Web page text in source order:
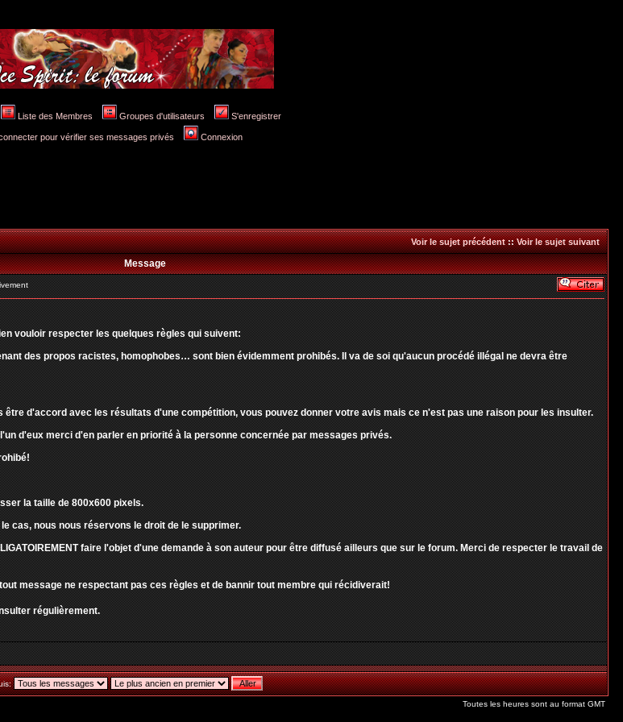
Liste des Membres Groupes d'utilisateurs S'enregistrer
pour vérifier ses messages privés Connexion
Voir le sujet précédent::Voir le sujet suivant
Message
vouloir respecter les quelques règles qui suivent:
des propos racistes, homophobes… sont bien évidemment prohibés. Il va de soi qu'aucun procédé illégal ne devra être
d'accord avec les résultats d'une compétition, vous pouvez donner votre avis mais ce n'est pas une raison pour les insulter.
d'eux merci d'en parler en priorité à la personne concernée par messages privés.
la taille de 800x600 pixels.
cas, nous nous réservons le droit de le supprimer.
faire l'objet d'une demande à son auteur pour être diffusé ailleurs que sur le forum. Merci de respecter le travail de
message ne respectant pas ces règles et de bannir tout membre qui récidiverait!
régulièrement.
Toutes les heures sont au format GMT